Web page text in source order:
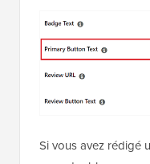
Si vous avez rédigé